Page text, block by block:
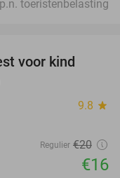
toeristenbelasting
voor kind
9.8 star
Regulier €20
€16